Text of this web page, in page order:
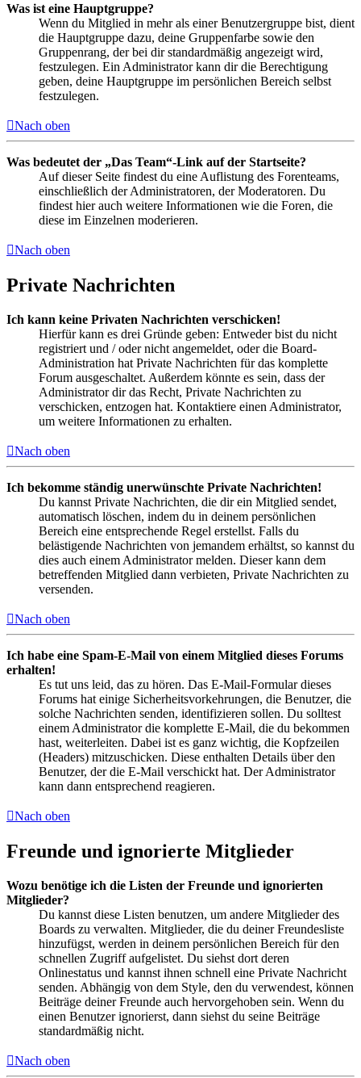
Was ist eine Hauptgruppe?
Wenn du Mitglied in mehr als einer Benutzergruppe bist, dient
die Hauptgruppe dazu, deine Gruppenfarbe sowie den
Gruppenrang, der bei dir standardmäßig angezeigt wird,
festzulegen. Ein Administrator kann dir die Berechtigung
geben, deine Hauptgruppe im persönlichen Bereich selbst
festzulegen.
Nach oben
Was bedeutet der „Das Team“-Link auf der Startseite?
Auf dieser Seite findest du eine Auflistung des Forenteams,
einschließlich der Administratoren, der Moderatoren. Du
findest hier auch weitere Informationen wie die Foren, die
diese im Einzelnen moderieren.
Nach oben
Private Nachrichten
Ich kann keine Privaten Nachrichten verschicken!
Hierfür kann es drei Gründe geben: Entweder bist du nicht
registriert und / oder nicht angemeldet, oder die Board-
Administration hat Private Nachrichten für das komplette
Forum ausgeschaltet. Außerdem könnte es sein, dass der
Administrator dir das Recht, Private Nachrichten zu
verschicken, entzogen hat. Kontaktiere einen Administrator,
um weitere Informationen zu erhalten.
Nach oben
Ich bekomme ständig unerwünschte Private Nachrichten!
Du kannst Private Nachrichten, die dir ein Mitglied sendet,
automatisch löschen, indem du in deinem persönlichen
Bereich eine entsprechende Regel erstellst. Falls du
belästigende Nachrichten von jemandem erhältst, so kannst du
dies auch einem Administrator melden. Dieser kann dem
betreffenden Mitglied dann verbieten, Private Nachrichten zu
versenden.
Nach oben
Ich habe eine Spam-E-Mail von einem Mitglied dieses Forums
erhalten!
Es tut uns leid, das zu hören. Das E-Mail-Formular dieses
Forums hat einige Sicherheitsvorkehrungen, die Benutzer, die
solche Nachrichten senden, identifizieren sollen. Du solltest
einem Administrator die komplette E-Mail, die du bekommen
hast, weiterleiten. Dabei ist es ganz wichtig, die Kopfzeilen
(Headers) mitzuschicken. Diese enthalten Details über den
Benutzer, der die E-Mail verschickt hat. Der Administrator
kann dann entsprechend reagieren.
Nach oben
Freunde und ignorierte Mitglieder
Wozu benötige ich die Listen der Freunde und ignorierten
Mitglieder?
Du kannst diese Listen benutzen, um andere Mitglieder des
Boards zu verwalten. Mitglieder, die du deiner Freundesliste
hinzufügst, werden in deinem persönlichen Bereich für den
schnellen Zugriff aufgelistet. Du siehst dort deren
Onlinestatus und kannst ihnen schnell eine Private Nachricht
senden. Abhängig von dem Style, den du verwendest, können
Beiträge deiner Freunde auch hervorgehoben sein. Wenn du
einen Benutzer ignorierst, dann siehst du seine Beiträge
standardmäßig nicht.
Nach oben